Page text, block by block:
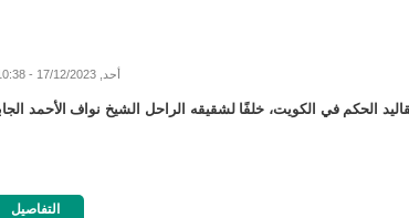
"الموريتانية للطيران"تصدر بيانا توضيحيا حول
إينشيري "حساسیة" متصاعدة بین وزیرتین في حكومة
يخطف الأضواء في الاستقبالات في روصو/إينشيري
أحد, 17/12/2023 - 10:38
الحكم في الكويت، خلفًا لشقيقه الراحل الشيخ نواف الأحمد
التفاصيل